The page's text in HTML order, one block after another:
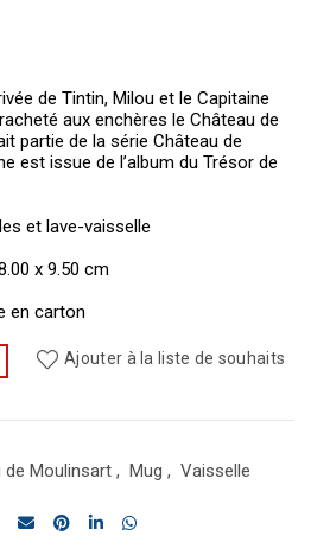
de Tintin, Milou et le Capitaine
aux enchères le Château de
partie de la série Château de
est issue de l’album du Trésor de
et lave-vaisselle
x 9.50 cm
en carton
Ajouter à la liste de souhaits
de Moulinsart , Mug , Vaisselle